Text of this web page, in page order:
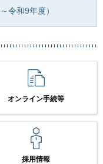
令和9年度）
オンライン手続等
採用情報